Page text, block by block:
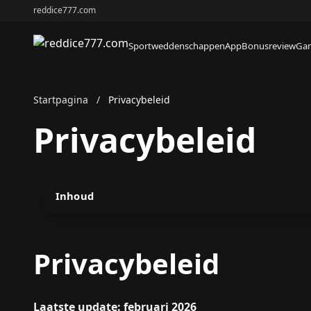
reddice777.com
SportweddenschappenAppBonusreview
Startpagina / Privacybeleid
Privacybeleid
Inhoud
Privacybeleid
Laatste update: februari 2026